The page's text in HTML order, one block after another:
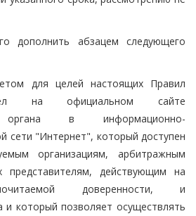
дополнить абзацем следующего
для целей настоящих Правил
на официальном сайте
органа в информационно-
сети "Интернет", который доступен
организациям, арбитражным
действующим на
доверенности, и
и который позволяет осуществлять